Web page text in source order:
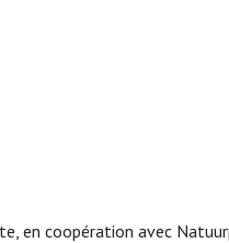
en coopération avec